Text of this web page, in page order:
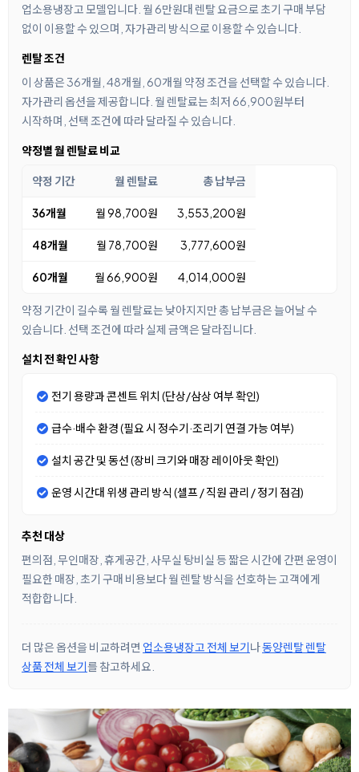
업소용냉장고 모델입니다. 월 6만원대 렌탈 요금으로 초기 구매 부담
없이 이용할 수 있으며, 자가관리 방식으로 이용할 수 있습니다.
렌탈 조건
이 상품은 36개월, 48개월, 60개월 약정 조건을 선택할 수 있습니다.
자가관리 옵션을 제공합니다. 월 렌탈료는 최저 66,900원부터
시작하며, 선택 조건에 따라 달라질 수 있습니다.
약정별 월 렌탈료 비교
약정 기간 월 렌탈료 총 납부금
36개월 월 98,700원 3,553,200원
48개월 월 78,700원 3,777,600원
60개월 월 66,900원 4,014,000원
약정 기간이 길수록 월 렌탈료는 낮아지지만 총 납부금은 늘어날 수
있습니다. 선택 조건에 따라 실제 금액은 달라집니다.
설치 전 확인 사항
전기 용량과 콘센트 위치 (단상/삼상 여부 확인)
급수·배수 환경 (필요 시 정수기·조리기 연결 가능 여부)
설치 공간 및 동선 (장비 크기와 매장 레이아웃 확인)
운영 시간대 위생 관리 방식 (셀프 / 직원 관리 / 정기 점검)
추천 대상
편의점, 무인매장, 휴게공간, 사무실 탕비실 등 짧은 시간에 간편 운영이
필요한 매장, 초기 구매 비용보다 월 렌탈 방식을 선호하는 고객에게
적합합니다.
더 많은 옵션을 비교하려면 업소용냉장고 전체 보기나동양렌탈 렌탈
상품 전체 보기를 참고하세요.